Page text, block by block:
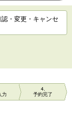
・変更・キャンセ
力
4
予約完了